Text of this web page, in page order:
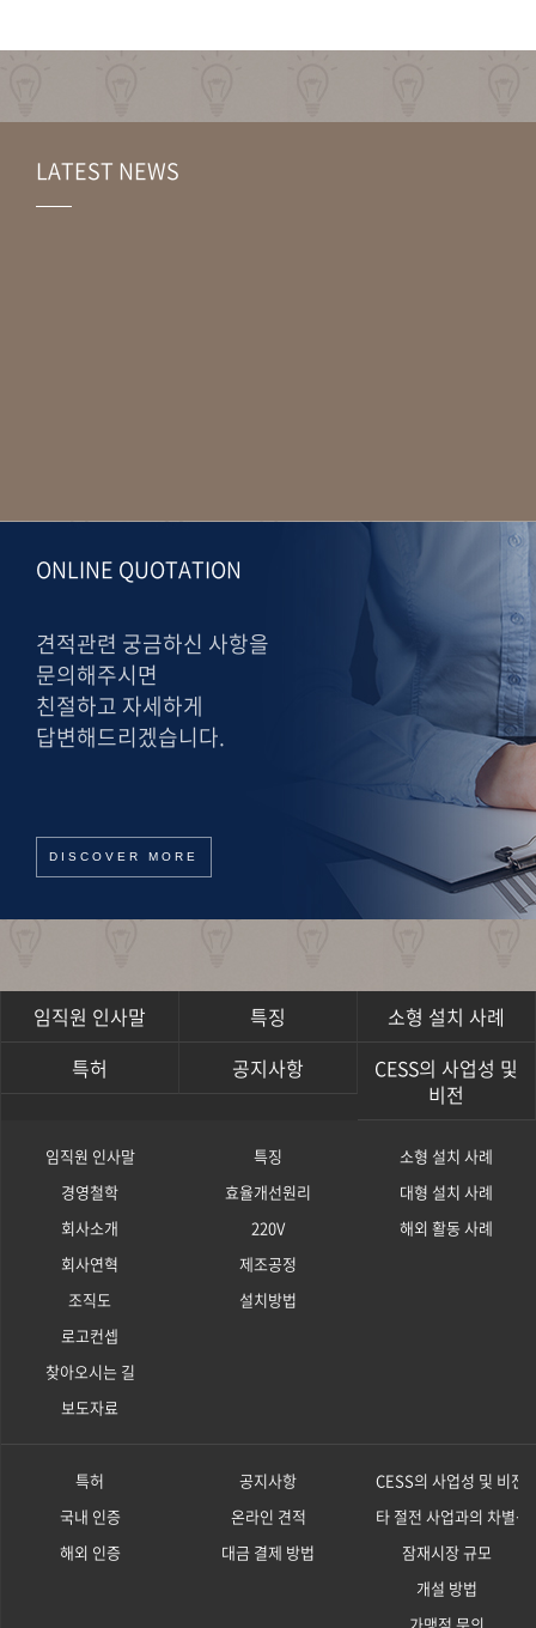
LATEST NEWS
ONLINE QUOTATION
견적관련 궁금하신 사항을
문의해주시면
친절하고 자세하게
답변해드리겠습니다.
DISCOVER MORE
임직원 인사말 특징
소형 설치 사례
특허
공지사항
CESS의 사업성 및
비전
임직원 인사말
경영철학
회사소개
회사연혁
조직도
로고컨셉
찾아오시는 길
보도자료
특징
효율개선원리
220V
제조공정
설치방법
소형 설치 사례
대형 설치 사례
해외 활동 사례
특허
국내 인증
해외 인증
공지사항
온라인 견적
대금 결제 방법
CESS의 사업성 및 비전
타 절전 사업과의 차별성
잠재시장 규모
개설 방법